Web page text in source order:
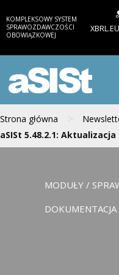
KOMPLEKSOWY SYSTEM
SPRAWOZDAWCZOŚCI
OBOWIĄZKOWEJ
XBRL.EU
aSISt
Strona główna >
aSISt 5.48.2.1: Aktualizacja
MODUŁY /
DOKUMENTACJA